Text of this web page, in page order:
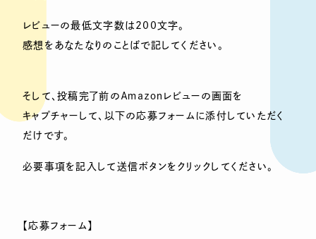
レビューの最低文字数は200文字。
感想をあなたなりのことばで記してください。
そして、投稿完了前のＡｍａｚｏｎレビューの画面を
キャプチャーして、以下の応募フォームに添付していただく
だけです。
必要事項を記入して送信ボタンをクリックしてください。
【応募フォーム】